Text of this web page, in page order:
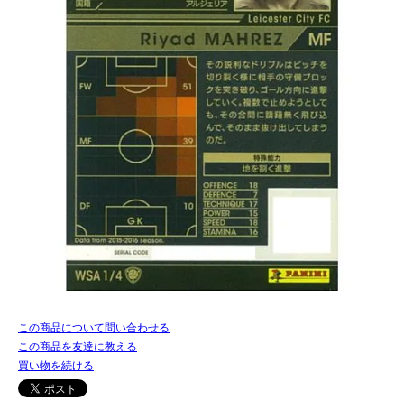
この商品について問い合わせる
この商品を友達に教える
買い物を続ける